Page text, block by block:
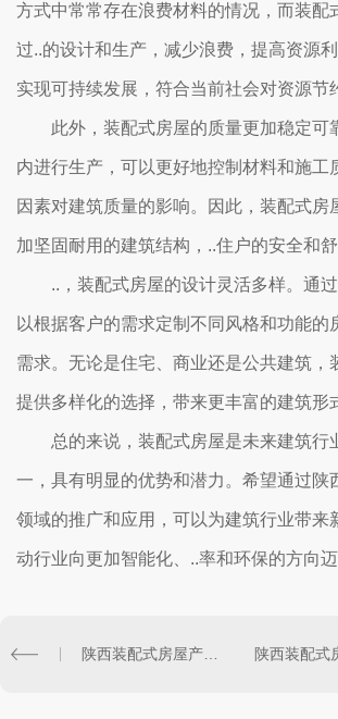
方式中常常存在浪费材料的情况，而装配
过..的设计和生产，减少浪费，提高资源
实现可持续发展，符合当前社会对资源节
此外，装配式房屋的质量更加稳定可
内进行生产，可以更好地控制材料和施工
因素对建筑质量的影响。因此，装配式房
加坚固耐用的建筑结构，..住户的安全和舒
..，装配式房屋的设计灵活多样。通
以根据客户的需求定制不同风格和功能的
需求。无论是住宅、商业还是公共建筑，
提供多样化的选择，带来更丰富的建筑形
总的来说，装配式房屋是未来建筑行
一，具有明显的优势和潜力。希望通过陕
领域的推广和应用，可以为建筑行业带来
动行业向更加智能化、..率和环保的方向迈
陕西装配式房屋产业链..解析